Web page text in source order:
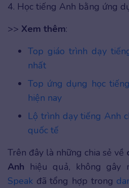
4. Học tiếng Anh bằng ứng
>> Xem thêm:
Top giáo trình dạy
nhất
Top ứng dụng học
hiện nay
Lộ trình dạy tiếng Anh
quốc tế
Trên đây là những chia sẻ về
Anh hiệu quả, không gây
Speak đã tổng hợp trong